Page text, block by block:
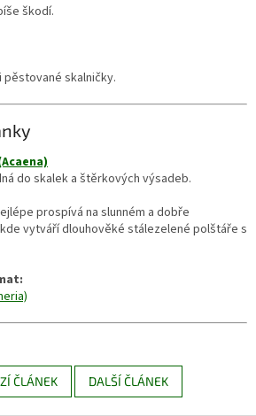
škodí.
skalničky.
do skalek a štěrkových výsadeb.
prospívá na slunném a dobře
vytváří dlouhověké stálezelené polštáře s
ČLÁNEK DALŠÍ ČLÁNEK